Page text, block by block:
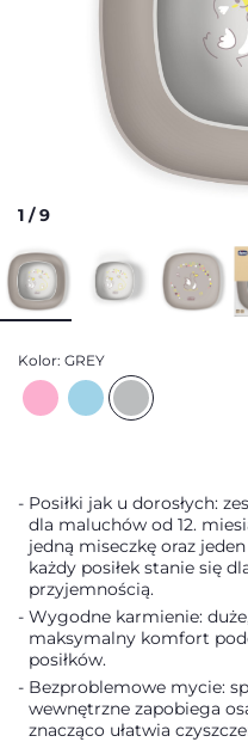
1 /9
Kolor: GREY
Posiłki jak u dorosłych:
dla maluchów od 12.
jedną miseczkę oraz
każdy posiłek stanie się
przyjemnością.
Wygodne karmienie:
maksymalny komfort
posiłków.
Bezproblemowe mycie:
wewnętrzne zapobiega
znacząco ułatwia